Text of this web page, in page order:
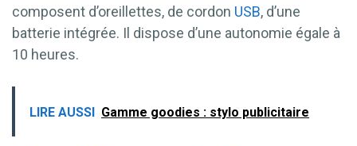
composent d’oreillettes, de cordon USB, d’une
batterie intégrée. Il dispose d’une autonomie égale à
10 heures.
LIRE AUSSI Gamme goodies : stylo publicitaire